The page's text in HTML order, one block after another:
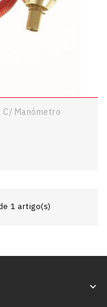
C/ Manómetro
1 artigo(s)
keyboard_arrow_down